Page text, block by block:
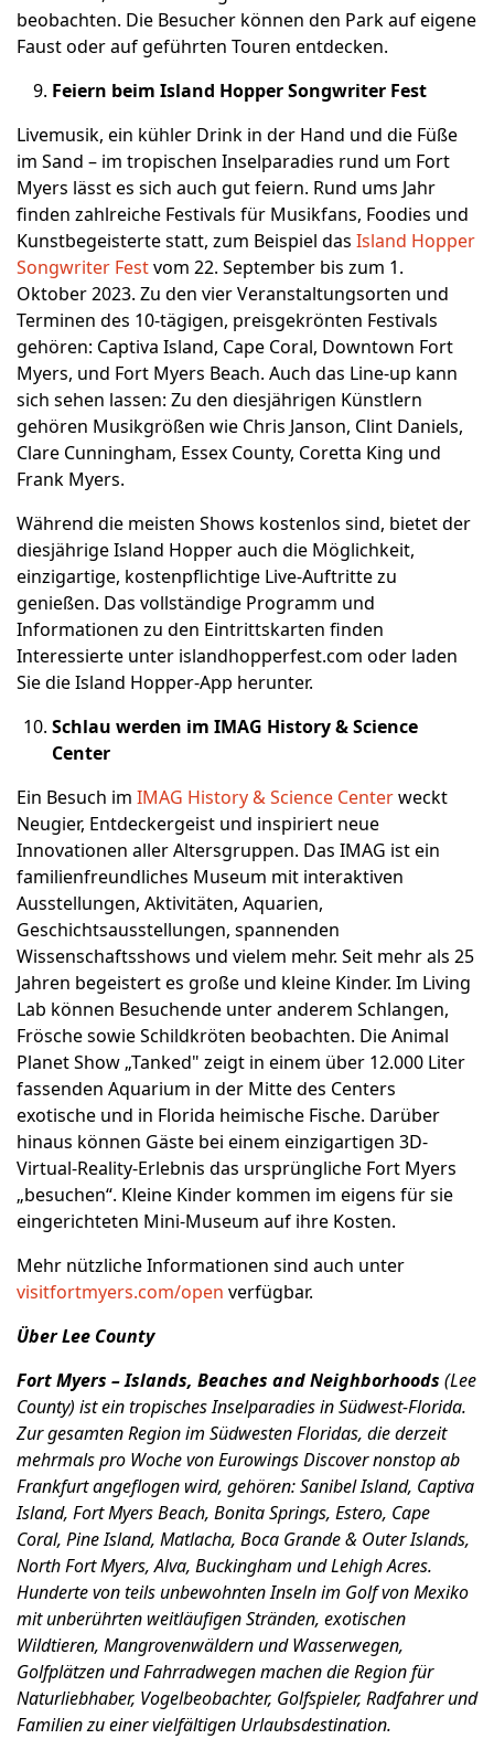
beobachten. Die Besucher können den Park auf eigene
Faust oder auf geführten Touren entdecken.
Feiern beim Island Hopper Songwriter Fest
Livemusik, ein kühler Drink in der Hand und die Füße
im Sand – im tropischen Inselparadies rund um Fort
Myers lässt es sich auch gut feiern. Rund ums Jahr
finden zahlreiche Festivals für Musikfans, Foodies und
Kunstbegeisterte statt, zum Beispiel das Island Hopper
Songwriter Festvom 22. September bis zum 1.
Oktober 2023. Zu den vier Veranstaltungsorten und
Terminen des 10-tägigen, preisgekrönten Festivals
gehören: Captiva Island, Cape Coral, Downtown Fort
Myers, und Fort Myers Beach. Auch das Line-up kann
sich sehen lassen: Zu den diesjährigen Künstlern
gehören Musikgrößen wie Chris Janson, Clint Daniels,
Clare Cunningham, Essex County, Coretta King und
Frank Myers.
Während die meisten Shows kostenlos sind, bietet der
diesjährige Island Hopper auch die Möglichkeit,
einzigartige, kostenpflichtige Live-Auftritte zu
genießen. Das vollständige Programm und
Informationen zu den Eintrittskarten finden
Interessierte unter islandhopperfest.com oder laden
Sie die Island Hopper-App herunter.
Schlau werden im IMAG History & Science
Center
Ein Besuch im IMAG History & Science Centerweckt
Neugier, Entdeckergeist und inspiriert neue
Innovationen aller Altersgruppen. Das IMAG ist ein
familienfreundliches Museum mit interaktiven
Ausstellungen, Aktivitäten, Aquarien,
Geschichtsausstellungen, spannenden
Wissenschaftsshows und vielem mehr. Seit mehr als 25
Jahren begeistert es große und kleine Kinder. Im Living
Lab können Besuchende unter anderem Schlangen,
Frösche sowie Schildkröten beobachten. Die Animal
Planet Show „Tanked" zeigt in einem über 12.000 Liter
fassenden Aquarium in der Mitte des Centers
exotische und in Florida heimische Fische. Darüber
hinaus können Gäste bei einem einzigartigen 3D-
Virtual-Reality-Erlebnis das ursprüngliche Fort Myers
„besuchen“. Kleine Kinder kommen im eigens für sie
eingerichteten Mini-Museum auf ihre Kosten.
Mehr nützliche Informationen sind auch unter
visitfortmyers.com/open verfügbar.
Über Lee County
Fort Myers – Islands, Beaches and Neighborhoods (Lee
County) ist ein tropisches Inselparadies in Südwest-Florida.
Zur gesamten Region im Südwesten Floridas, die derzeit
mehrmals pro Woche von Eurowings Discover nonstop ab
Frankfurt angeflogen wird, gehören: Sanibel Island, Captiva
Island, Fort Myers Beach, Bonita Springs, Estero, Cape
Coral, Pine Island, Matlacha, Boca Grande & Outer Islands,
North Fort Myers, Alva, Buckingham und Lehigh Acres.
Hunderte von teils unbewohnten Inseln im Golf von Mexiko
mit unberührten weitläufigen Stränden, exotischen
Wildtieren, Mangrovenwäldern und Wasserwegen,
Golfplätzen und Fahrradwegen machen die Region für
Naturliebhaber, Vogelbeobachter, Golfspieler, Radfahrer und
Familien zu einer vielfältigen Urlaubsdestination.